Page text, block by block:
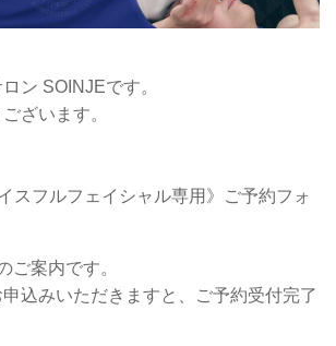
ン SOINJEです。
ざいます。
スフルフェイシャル専用》ご予約フォ
ご案内です。
込みいただきますと、ご予約受付完了